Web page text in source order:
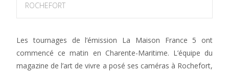
ROCHEFORT
Les tournages de l’émission La Maison France 5 ont
commencé ce matin en Charente-Maritime. L’équipe du
magazine de l’art de vivre a posé ses caméras à Rochefort,